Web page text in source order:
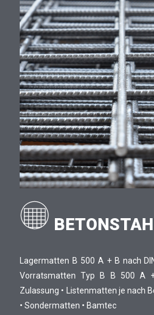
Lagermatten B 500 A + B nach
Vorratsmatten Typ B B 500 A
Zulassung • Listenmatten je nach
• Sondermatten • Bamtec